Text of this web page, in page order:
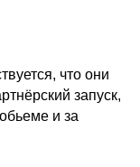
что они
запуск,
и за